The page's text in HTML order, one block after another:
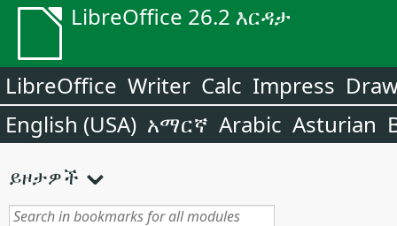
LibreOffice 26.2 እርዳታ
LibreOffice Writer Calc Impress
English (USA) አማርኛ Arabic Asturian
ይዞታዎች